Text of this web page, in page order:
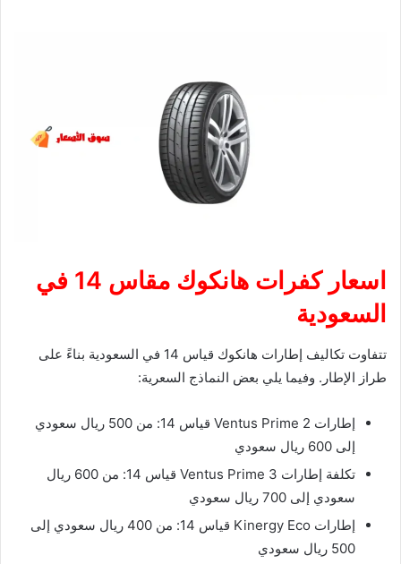
اسعار كفرات هانكوك مقاس 14 في
السعودية
تتفاوت تكاليف إطارات هانكوك قياس 14 في السعودية بناءً على
طراز الإطار. وفيما يلي بعض النماذج السعرية:
إطارات Ventus Prime 2 قياس 14: من 500 ريال سعودي
إلى 600 ريال سعودي
تكلفة إطارات Ventus Prime 3 قياس 14: من 600 ريال
سعودي إلى 700 ريال سعودي
إطارات Kinergy Eco قياس 14: من 400 ريال سعودي إلى
500 ريال سعودي